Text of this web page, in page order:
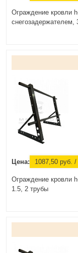
Ограждение кровли
Цена: 1087,50 руб. /
Ограждение кровли
1.5, 2 трубы